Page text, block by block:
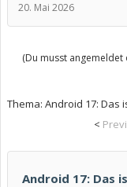
20. Mai 2026
(Du musst
Thema: Android 17: Das
<
Android 17: Das